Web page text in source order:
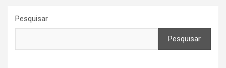
Pesquisar
Pesquisar